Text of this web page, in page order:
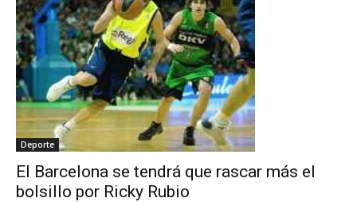
Deporte
El Barcelona se tendrá que rascar más el
bolsillo por Ricky Rubio